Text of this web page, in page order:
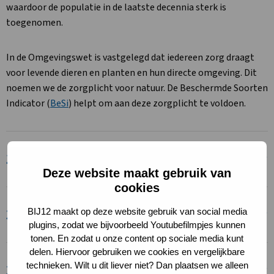
Deze website maakt gebruik van
cookies
BIJ12 maakt op deze website gebruik van social media
plugins, zodat we bijvoorbeeld Youtubefilmpjes kunnen
tonen. En zodat u onze content op sociale media kunt
delen. Hiervoor gebruiken we cookies en vergelijkbare
technieken. Wilt u dit liever niet? Dan plaatsen we alleen
waardoor de populatie in de laatste decennia sterk is
toegenomen.
In de Omgevingswet is vastgelegd dat iedereen zorg draagt
voor levende dieren en planten en hun directe omgeving. Dit
noemen we de zorgplicht voor natuur. De Beschermde Soorten
Indicator (BeSi) helpt om aan deze zorgplicht te voldoen.
2. Schade verspreid over het jaar
3. Preventieve maatregelen
3.1 Afschermingsmaatregelen